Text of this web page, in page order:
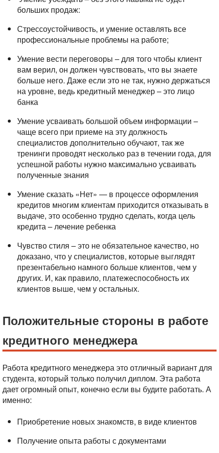
больших продаж:
Стрессоустойчивость, и умение оставлять все
профессиональные проблемы на работе;
Умение вести переговоры – для того чтобы клиент
вам верил, он должен чувствовать, что вы знаете
больше него. Даже если это не так, нужно держаться
на уровне, ведь кредитный менеджер – это лицо
банка
Умение усваивать большой объем информации –
чаще всего при приеме на эту должность
специалистов дополнительно обучают, так же
тренинги проводят несколько раз в течении года, для
успешной работы нужно максимально усваивать
полученные знания
Умение сказать «Нет» — в процессе оформления
кредитов многим клиентам приходится отказывать в
выдаче, это особенно трудно сделать, когда цель
кредита – лечение ребенка
Чувство стиля – это не обязательное качество, но
доказано, что у специалистов, которые выглядят
презентабельно намного больше клиентов, чем у
других. И, как правило, платежеспособность их
клиентов выше, чем у остальных.
Положительные стороны в работе
кредитного менеджера
Работа кредитного менеджера это отличный вариант для
студента, который только получил диплом. Эта работа
дает огромный опыт, конечно если вы будите работать. А
именно:
Приобретение новых знакомств, в виде клиентов
Получение опыта работы с документами